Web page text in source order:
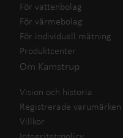
För vattenbolag
För värmebolag
För individuell mätning
Produktcenter
Om Kamstrup
Vision och historia
Registrerade varumärken
Villkor